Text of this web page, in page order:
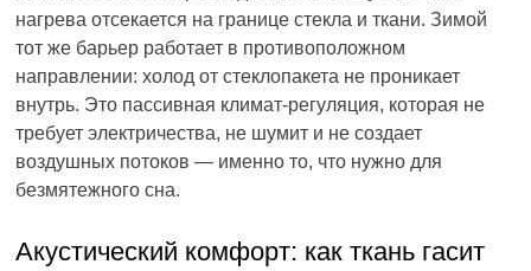
нагрева отсекается на границе стекла и ткани. Зимой
тот же барьер работает в противоположном
направлении: холод от стеклопакета не проникает
внутрь. Это пассивная климат-регуляция, которая не
требует электричества, не шумит и не создает
воздушных потоков — именно то, что нужно для
безмятежного сна.
Акустический комфорт: как ткань гасит